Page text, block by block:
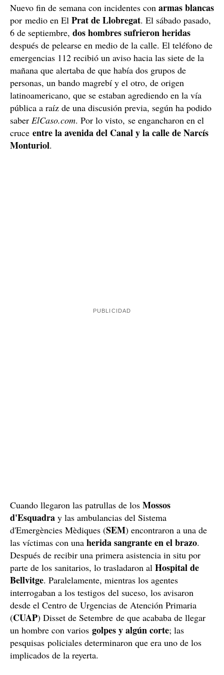
Nuevo fin de semana con incidentes con armas blancas
por medio en El Prat de Llobregat. El sábado pasado,
6 de septiembre, dos hombres sufrieron heridas
después de pelearse en medio de la calle. El teléfono de
emergencias 112 recibió un aviso hacia las siete de la
mañana que alertaba de que había dos grupos de
personas, un bando magrebí y el otro, de origen
latinoamericano, que se estaban agrediendo en la vía
pública a raíz de una discusión previa, según ha podido
saber ElCaso.com. Por lo visto, se engancharon en el
cruce entre la avenida del Canal y la calle de Narcís
Monturiol.
Cuando llegaron las patrullas de los Mossos
d'Esquadra y las ambulancias del Sistema
d'Emergències Mèdiques (SEM) encontraron a una de
las víctimas con una herida sangrante en el brazo.
Después de recibir una primera asistencia in situ por
parte de los sanitarios, lo trasladaron al Hospital de
Bellvitge. Paralelamente, mientras los agentes
interrogaban a los testigos del suceso, los avisaron
desde el Centro de Urgencias de Atención Primaria
(CUAP) Disset de Setembre de que acababa de llegar
un hombre con varios golpes y algún corte; las
pesquisas policiales determinaron que era uno de los
implicados de la reyerta.